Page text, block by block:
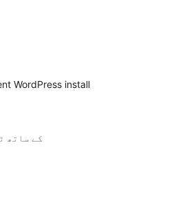
WordPress install
4.2.39 کے